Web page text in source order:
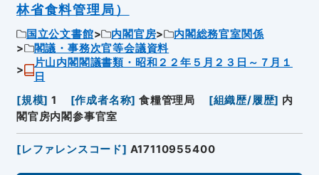
林省食料管理局）
国立公文書館 内閣官房
内閣総務官室関係
閣議・事務次官等会議資料
片山内閣閣議書類・昭和２２年５月２３日～７月１
日
[規模] 1 [作成者名称] 食糧管理局 [組織歴/履歴] 内
閣官房内閣参事官室
[レファレンスコード] A17110955400